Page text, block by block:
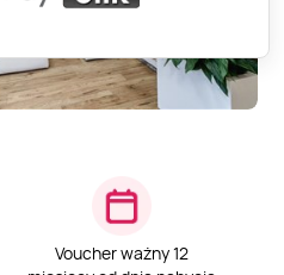
Voucher ważny 12